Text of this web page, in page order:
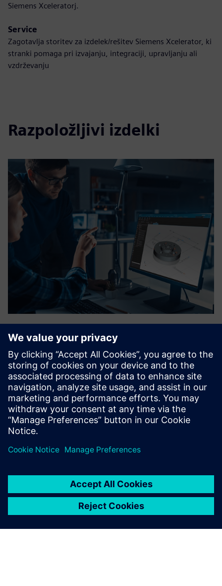
Siemens Xceleratorj.
Service
Zagotavlja storitev za izdelek/rešitev Siemens Xcelerator, ki
stranki pomaga pri izvajanju, integraciji, upravljanju ali
vzdrževanju
Razpoložljivi izdelki
InspectionSuite
Automate quality inspection in Siemens NX with neoapps.
This tool enables fast, error-free ballooning and inspection
report creation from 2D drawings or 3D models (PMI).
Save up to 90% in time, ensure data consistency, and
integra...
Izvedite več